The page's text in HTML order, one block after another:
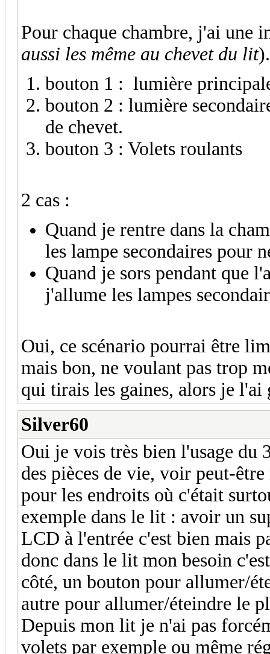
Pour chaque chambre, j'ai une
aussi les même au chevet du lit).
bouton 1 : lumière
bouton 2 : lumière
de chevet.
bouton 3 : Volets roulants
2 cas :
Quand je rentre dans la
les lampe secondaires pour
Quand je sors pendant que
j'allume les lampes
Oui, ce scénario pourrai être
mais bon, ne voulant pas trop
qui tirais les gaines, alors je l'ai
Silver60
Oui je vois très bien l'usage du
des pièces de vie, voir peut-
pour les endroits où c'était
exemple dans le lit : avoir un
LCD à l'entrée c'est bien mais
donc dans le lit mon besoin
côté, un bouton pour allumer/
autre pour allumer/éteindre le
Depuis mon lit je n'ai pas
volets par exemple ou même